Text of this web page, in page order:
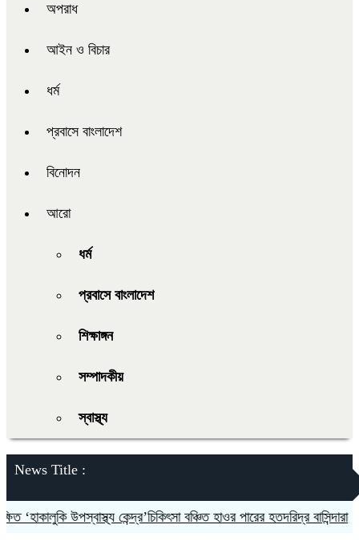
অপরাধ
আইন ও বিচার
ধর্ম
প্রবাসে বাংলাদেশ
বিনোদন
আরো
ধর্ম
প্রবাসে বাংলাদেশ
শিক্ষাঙ্গন
সম্পাদকীয়
স্বাস্থ্য
News Title :
উপস্বাস্থ্য কেন্দ্র’চিকিৎসা বঞ্চিত হাওর পারের হতদরিদ্র বাসিন্দারা